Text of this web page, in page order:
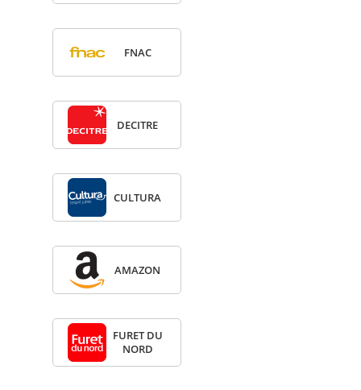
FNAC
DECITRE
CULTURA
AMA­ZON
FURET DU
NORD